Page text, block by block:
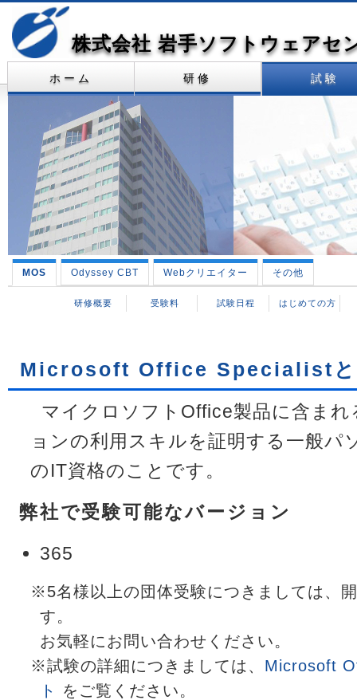
株式会社 岩手ソフトウェアセ
ホーム 研修 試験
MOS Odyssey CBT Webクリエイター その他
研修概要 受験料 試験日程 はじめての方
Microsoft Office Specialist
マイクロソフトOffice製品に含ま
ョンの利用スキルを証明する一般パ
のIT資格のことです。
弊社で受験可能なバージョン
365
※5名様以上の団体受験につきましては、
す。
お気軽にお問い合わせください。
※試験の詳細につきましては、 Microsoft
ト
をご覧ください。